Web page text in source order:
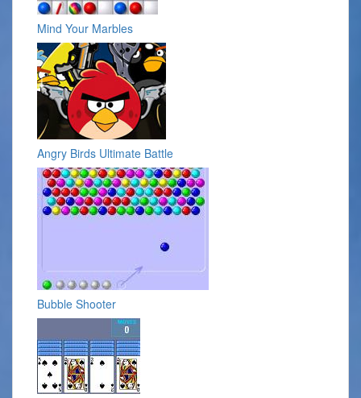
Mind Your Marbles
Angry Birds Ultimate Battle
Bubble Shooter